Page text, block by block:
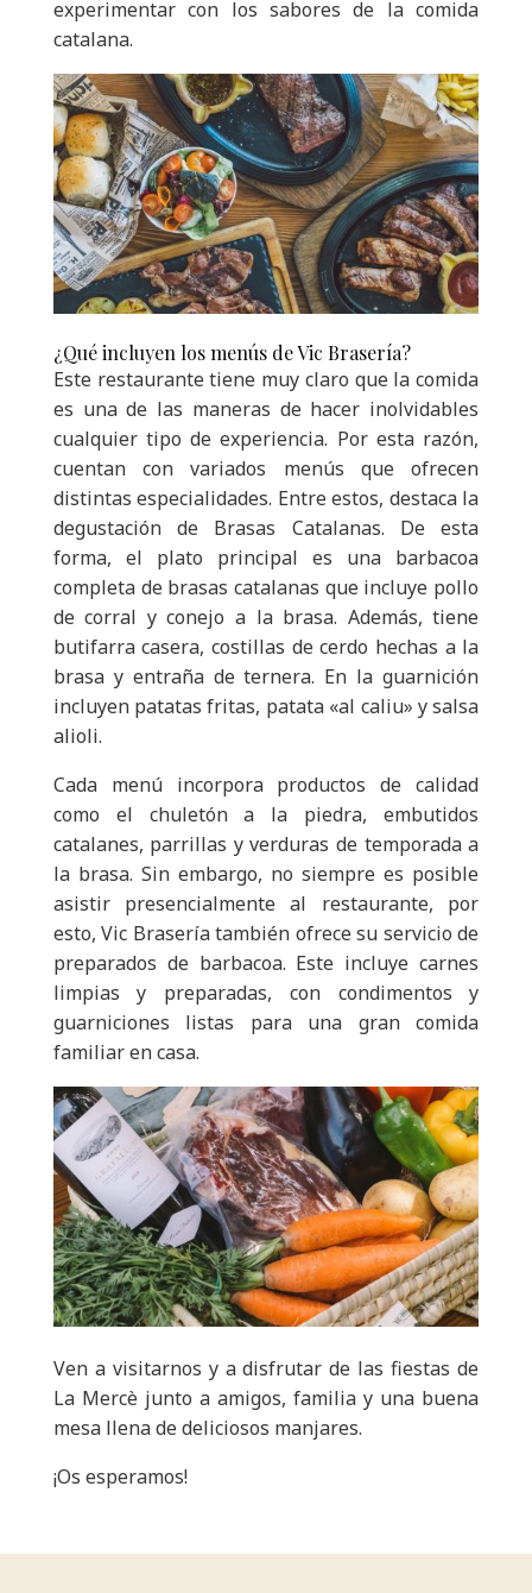
experimentar con los sabores de la comida
catalana.
¿Qué incluyen los menús de Vic Brasería?
Este restaurante tiene muy claro que la comida
es una de las maneras de hacer inolvidables
cualquier tipo de experiencia. Por esta razón,
cuentan con variados menús que ofrecen
distintas especialidades. Entre estos, destaca la
degustación de Brasas Catalanas. De esta
forma, el plato principal es una barbacoa
completa de brasas catalanas que incluye pollo
de corral y conejo a la brasa. Además, tiene
butifarra casera, costillas de cerdo hechas a la
brasa y entraña de ternera. En la guarnición
incluyen patatas fritas, patata «al caliu» y salsa
alioli.
Cada menú incorpora productos de calidad
como el chuletón a la piedra, embutidos
catalanes, parrillas y verduras de temporada a
la brasa. Sin embargo, no siempre es posible
asistir presencialmente al restaurante, por
esto, Vic Brasería también ofrece su servicio de
preparados de barbacoa. Este incluye carnes
limpias y preparadas, con condimentos y
guarniciones listas para una gran comida
familiar en casa.
Ven a visitarnos y a disfrutar de las fiestas de
La Mercè junto a amigos, familia y una buena
mesa llena de deliciosos manjares.
¡Os esperamos!